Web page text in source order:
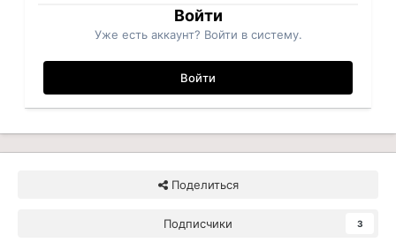
Войти
Уже есть аккаунт? Войти в систему.
Войти
Поделиться
Подписчики 3